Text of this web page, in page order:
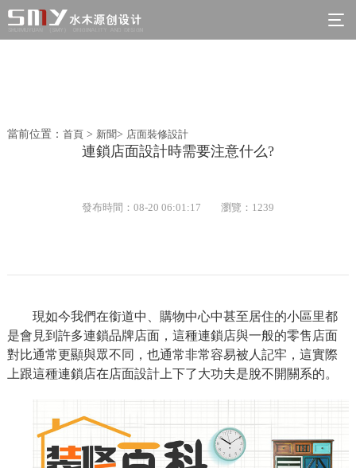
當前位置： 首頁> 新聞> 店面裝修設計
連鎖店面設計時需要注意什么?
發布時間：08-20 06:01:17 瀏覽：1239
現如今我們在銜道中、購物中心中甚至居住的小區里都
是會見到許多連鎖品牌店面，這種連鎖店與一般的零售店面
對比通常更顯與眾不同，也通常非常容易被人記牢，這實際
上跟這種連鎖店在店面設計上下了大功夫是脫不開關系的。